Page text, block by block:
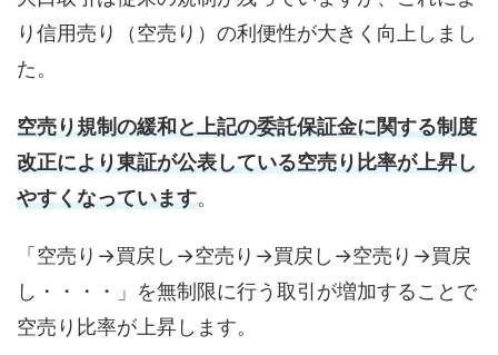
り信用売り（空売り）の利便性が大きく向上しまし
た。
空売り規制の緩和と上記の委託保証金に関する制度
改正により東証が公表している空売り比率が上昇し
やすくなっています。
「空売り→買戻し→空売り→買戻し→空売り→買戻
し・・・・」を無制限に行う取引が増加することで
空売り比率が上昇します。